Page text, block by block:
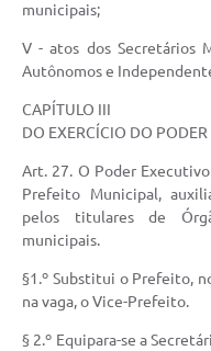
municipais;
V - atos dos Secretários
Autônomos e
CAPÍTULO III
DO EXERCÍCIO DO
Art. 27. O Poder
Prefeito Municipal,
pelos titulares de
municipais.
§1.º Substitui o Prefeito,
na vaga, o Vice-Prefeito.
§ 2.º Equipara-se a